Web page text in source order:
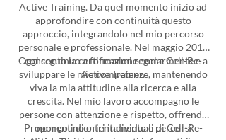
Active Training. Da quel momento inizio ad
approfondire con continuità questo
approccio, integrandolo nel mio percorso
personale e professionale. Nel maggio 2019
conseguo la certificazione come Cell-Re-
Active Trainer.
Oggi continuo a formarmi regolarmente e a
sviluppare le mie competenze, mantenendo
viva la mia attitudine alla ricerca e alla
crescita. Nel mio lavoro accompagno le
persone con attenzione e rispetto, offrendo
momenti di orientamento e percorsi
Propongo incontri individuali di Cell-Re-